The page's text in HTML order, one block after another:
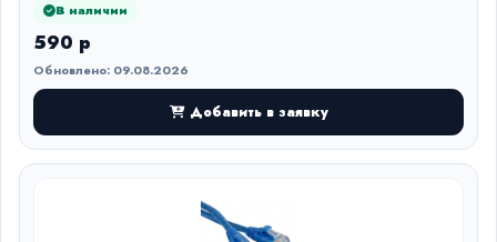
В наличии
590 р
Обновлено: 09.08.2026
Добавить в заявку